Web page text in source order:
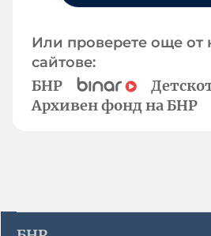
Или проверете още от
сайтове:
БНР
Архивен фонд на БНР